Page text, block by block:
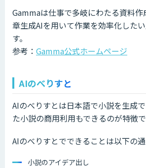
Gammaは仕事で多岐にわたる資料作
章生成AIを用いて作業を効率化した
す。
参考： Gamma公式ホームページ
AIのべりすと
AIのべりすとは日本語で小説を生成
た小説の商用利用もできるのが特徴で
AIのべりすとでできることは以下の通
小説のアイデア出し